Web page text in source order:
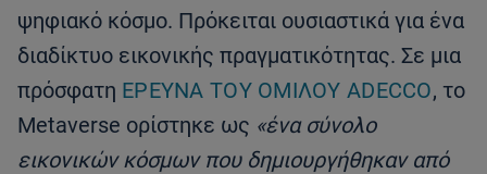
ψηφιακό κόσμο. Πρόκειται ουσιαστικά για ένα
διαδίκτυο εικονικής πραγματικότητας. Σε μια
πρόσφατη ΈΡΕΥΝΑ ΤΟΥ ΟΜΊΛΟΥ ADECCO, το
Μetaverse ορίστηκε ως «ένα σύνολο
εικονικών κόσμων που δημιουργήθηκαν από